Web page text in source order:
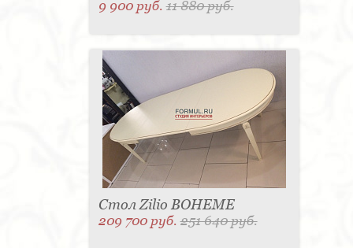
9 900 руб.11 880 руб.
Стол Zilio BOHEME
209 700 руб.251 640 руб.